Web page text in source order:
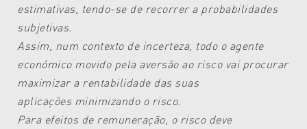
estimativas, tendo-se de recorrer a probabilidades
subjetivas.
Assim, num contexto de incerteza, todo o agente
económico movido pela aversão ao risco vai procurar
maximizar a rentabilidade das suas
aplicações minimizando o risco.
Para efeitos de remuneração, o risco deve